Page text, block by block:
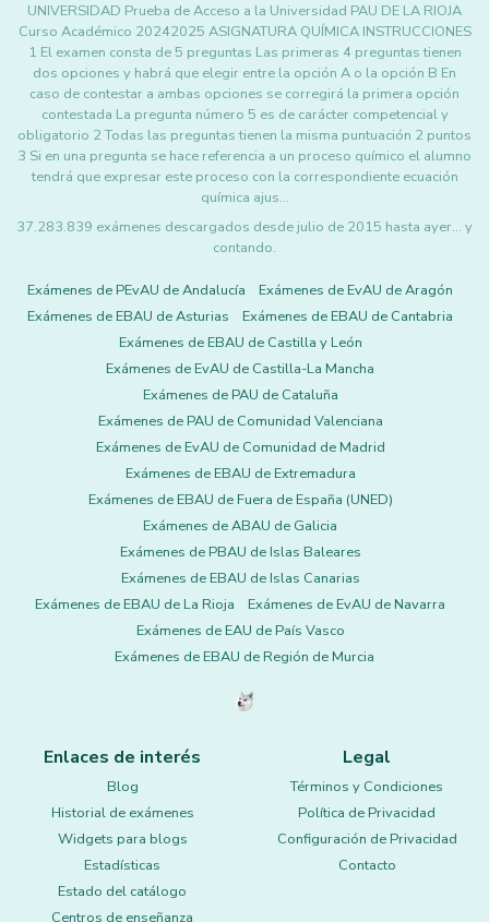
UNIVERSIDAD Prueba de Acceso a la Universidad PAU DE LA RIOJA
Curso Académico 20242025 ASIGNATURA QUÍMICA INSTRUCCIONES
1 El examen consta de 5 preguntas Las primeras 4 preguntas tienen
dos opciones y habrá que elegir entre la opción A o la opción B En
caso de contestar a ambas opciones se corregirá la primera opción
contestada La pregunta número 5 es de carácter competencial y
obligatorio 2 Todas las preguntas tienen la misma puntuación 2 puntos
3 Si en una pregunta se hace referencia a un proceso químico el alumno
tendrá que expresar este proceso con la correspondiente ecuación
química ajus…
37.283.839 exámenes descargados desde julio de 2015 hasta ayer... y
contando.
Exámenes de PEvAU de Andalucía
Exámenes de EvAU de Aragón
Exámenes de EBAU de Asturias
Exámenes de EBAU de Cantabria
Exámenes de EBAU de Castilla y León
Exámenes de EvAU de Castilla-La Mancha
Exámenes de PAU de Cataluña
Exámenes de PAU de Comunidad Valenciana
Exámenes de EvAU de Comunidad de Madrid
Exámenes de EBAU de Extremadura
Exámenes de EBAU de Fuera de España (UNED)
Exámenes de ABAU de Galicia
Exámenes de PBAU de Islas Baleares
Exámenes de EBAU de Islas Canarias
Exámenes de EBAU de La Rioja
Exámenes de EvAU de Navarra
Exámenes de EAU de País Vasco
Exámenes de EBAU de Región de Murcia
Enlaces de interés
Blog
Historial de exámenes
Widgets para blogs
Estadísticas
Estado del catálogo
Centros de enseñanza
Legal
Términos y Condiciones
Política de Privacidad
Configuración de Privacidad
Contacto